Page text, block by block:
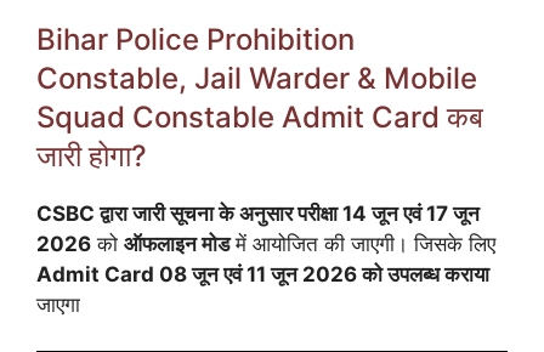
Bihar Police Prohibition
Constable, Jail Warder & Mobile
Squad Constable Admit Card कब
जारी होगा?
CSBC द्वारा जारी सूचना के अनुसार परीक्षा 14 जून एवं 17 जून
2026 को ऑफलाइन मोडमें आयोजित की जाएगी। जिसके लिए
Admit Card 08 जून एवं 11 जून 2026 को उपलब्ध कराया
जाएगा